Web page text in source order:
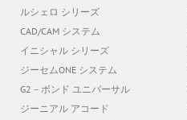
ルシェロ シリーズ
CAD/CAM システム
イニシャル シリーズ
ジーセムONE システム
G2－ボンド ユニバーサル
ジーニアル アコード